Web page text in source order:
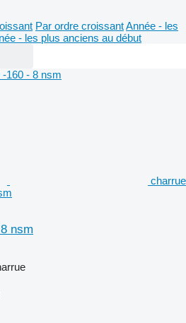
Par ordre croissantAnnée - les
- les plus anciens au début
charrue
nsm